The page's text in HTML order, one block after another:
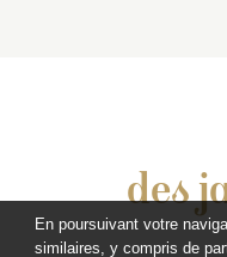
des
En poursuivant votre
similaires, y compris de